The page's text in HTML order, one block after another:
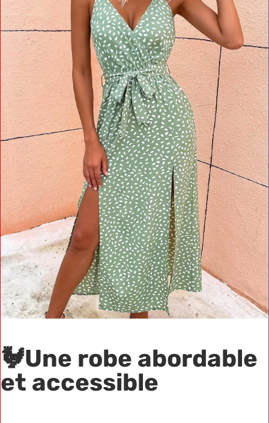
🐓Une robe abordable
et accessible